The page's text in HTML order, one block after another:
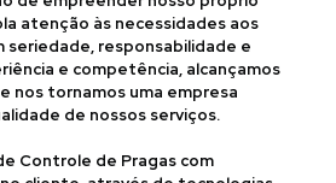
atenção às necessidades aos
seriedade, responsabilidade e
e competência, alcançamos
nos tornamos uma empresa
de nossos serviços.
Controle de Pragas com